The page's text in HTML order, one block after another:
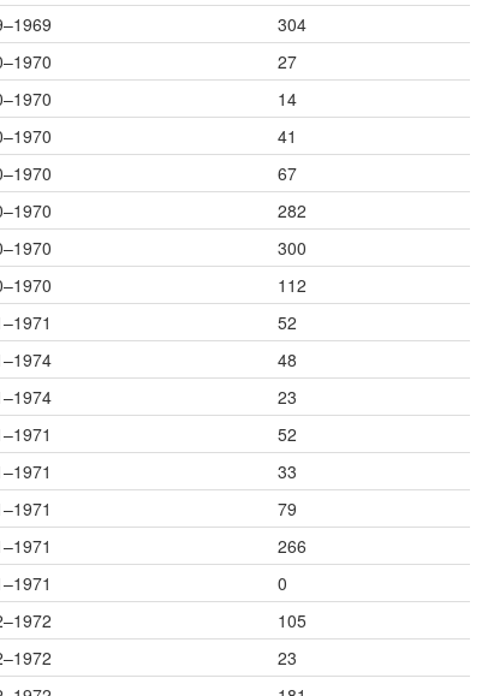
304
27
14
41
67
282
300
112
52
48
23
52
33
79
266
0
105
23